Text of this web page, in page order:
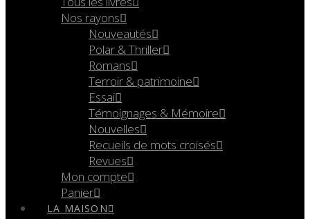
Nos rayons
Nouveautés
Polar & Thriller
Romans
Terroir & patrimoine
Essai
Témoignages & Mémoire
Nouvelles
Recueils de mots croisés
Revues
Mon compte
Panier
LA MAISON